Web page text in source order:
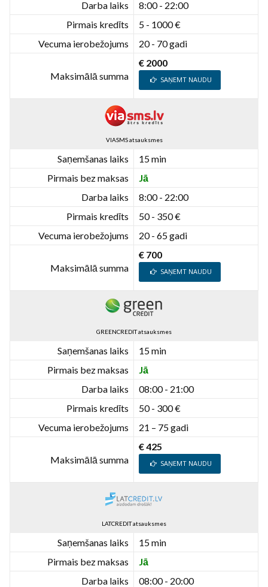
Darba laiks
8:00 - 22:00
Pirmais kredīts
5 - 1000 €
Vecuma ierobežojums
20 - 70 gadi
Maksimālā summa
€ 2000
SAŅEMT NAUDU
VIASMS atsauksmes
Saņemšanas laiks
15 min
Pirmais bez maksas
Jā
Darba laiks
8:00 - 22:00
Pirmais kredīts
50 - 350 €
Vecuma ierobežojums
20 - 65 gadi
Maksimālā summa
€ 700
SAŅEMT NAUDU
GREENCREDIT atsauksmes
Saņemšanas laiks
15 min
Pirmais bez maksas
Jā
Darba laiks
08:00 - 21:00
Pirmais kredīts
50 - 300 €
Vecuma ierobežojums
21 – 75 gadi
Maksimālā summa
€ 425
SAŅEMT NAUDU
LATCREDIT atsauksmes
Saņemšanas laiks
15 min
Pirmais bez maksas
Jā
Darba laiks
08:00 - 20:00